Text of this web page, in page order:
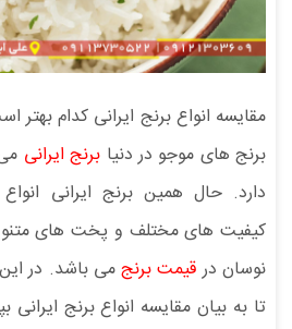
مقایسه انواع برنج ایرانی کدام
برنج های موجو در دنیا برنج ایرانی
دارد. حال همین برنج ایرانی
کیفیت های مختلف و پخت های
نوسان درقیمت برنجمی باشد. در این
تا به بیان مقایسه انواع برنج ایرانی